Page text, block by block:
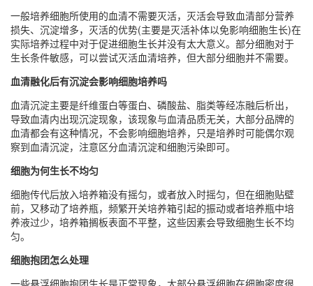
一般培养细胞所使用的血清不需要灭活，灭活会导致血清部分营养
损失、沉淀增多，灭活的优势(主要是灭活补体以免影响细胞生长)在
实际培养过程中对于促进细胞生长并没有太大意义。部分细胞对于
生长条件敏感，可以尝试灭活血清培养，但大部分细胞并不需要。
血清融化后有沉淀会影响细胞培养吗
血清沉淀主要是纤维蛋白等蛋白、磷酸盐、脂类等经冻融后析出，
导致血清内出现沉淀现象，该现象与血清品质无关，大部分品牌的
血清都会有这种情况，不会影响细胞培养，只是培养时可能偶尔观
察到血清沉淀，注意区分血清沉淀和细胞污染即可。
细胞为何生长不均匀
细胞传代后放入培养箱没有摇匀，或者放入时摇匀，但在细胞贴壁
前，又移动了培养瓶，频繁开关培养箱引起的振动或者培养瓶中培
养液过少，培养箱搁板表面不平整，这些因素会导致细胞生长不均
匀。
细胞抱团怎么处理